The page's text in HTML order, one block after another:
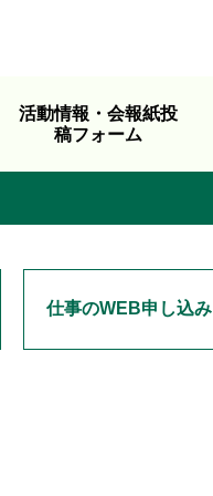
活動情報・会報紙投
稿フォーム
仕事のWEB申し込み